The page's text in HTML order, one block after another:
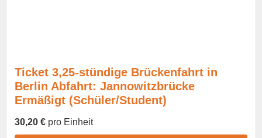
Ticket 3,25-stündige Brückenfahrt in
Berlin Abfahrt: Jannowitzbrücke
Ermäßigt (Schüler/Student)
30,20 € pro Einheit